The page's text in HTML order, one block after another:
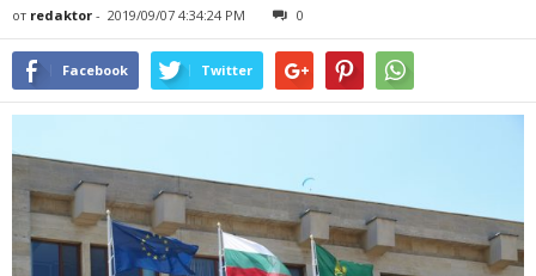
от redaktor - 2019/09/07 4:34:24 PM 0
Facebook Twitter